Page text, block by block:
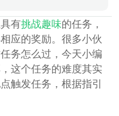
有挑战趣味的任务，
应的奖励。很多小伙
务怎么过，今天小编
这个任务的难度其实
触发任务，根据指引